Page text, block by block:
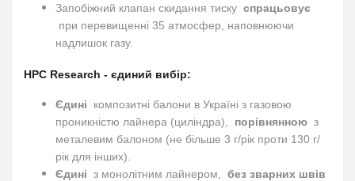
Запобіжний клапан скидання тиску спрацьовує
при перевищенні 35 атмосфер, наповнюючи
надлишок газу.
HPC Research - єдиний вибір:
Єдині композитні балони в Україні з газовою
проникністю лайнера (циліндра), порівнянною з
металевим балоном (не більше 3 г/рік проти 130 г/
рік для інших).
Єдині з монолітним лайнером, без зварних швів